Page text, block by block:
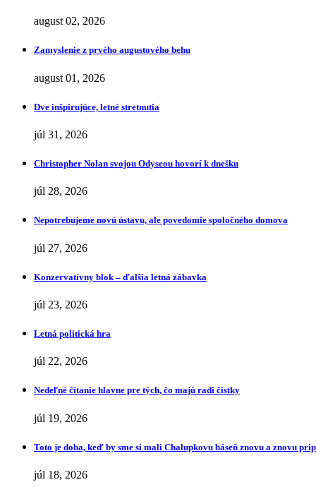
august 02, 2026
Zamyslenie z prvého augustového behu
august 01, 2026
Dve inšpirujúce, letné stretnutia
júl 31, 2026
Christopher Nolan svojou Odyseou hovorí k dnešku
júl 28, 2026
Nepotrebujeme novú ústavu, ale povedomie spoločného domova
júl 27, 2026
Konzervatívny blok – ďalšia letná zábavka
júl 23, 2026
Letná politická hra
júl 22, 2026
Nedeľné čítanie hlavne pre tých, čo majú radi čistky
júl 19, 2026
Toto je doba, keď by sme si mali Chalupkovu báseň znovu a znovu
júl 18, 2026